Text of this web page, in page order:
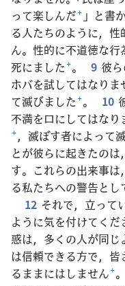
って楽しんだ+ 」と書
る人たちのように，
ん。性的に不道徳な
死にました+。 9 彼
ホバを試してはなりま
て滅びました+。 10
不満を口にしてはなり
+，滅ぼす者によって
とが彼らに起きたの
す。これらの出来事
る私たちへの警告と
12 それで，立って
ように気を付けてくだ
惑は，多くの人が同
は信頼できる方で，
るままにはしません+